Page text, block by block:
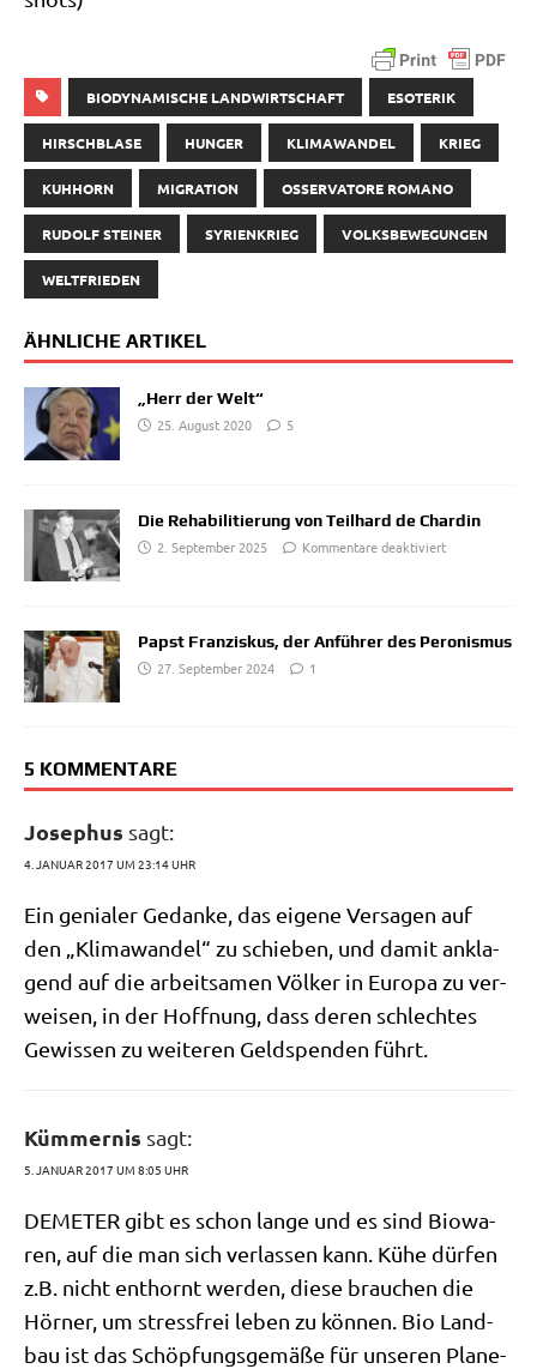
BIODYNAMISCHE LANDWIRTSCHAFT ESOTERIK
HIRSCHBLASE HUNGER KLIMAWANDEL KRIEG
KUHHORN MIGRATION OSSERVATORE ROMANO
RUDOLF STEINER SYRIENKRIEG VOLKSBEWEGUNGEN
WELTFRIEDEN
ÄHNLICHE ARTIKEL
„Herr der Welt“
25. August 2020
5
Die Rehabilitierung von Teilhard de Chardin
2. September 2025
Kommentare deaktiviert
Papst Franziskus, der Anführer des Peronismus
27. September 2024
1
5 KOMMENTARE
Josephus sagt:
4. JANUAR 2017 UM 23:14 UHR
Ein genia­ler Gedan­ke, das eige­ne Ver­sa­gen auf
den „Kli­ma­wan­del“ zu schie­ben, und damit ankla­
gend auf die arbeit­sa­men Völ­ker in Euro­pa zu ver­
wei­sen, in der Hoff­nung, dass deren schlech­tes
Gewis­sen zu wei­te­ren Geld­spen­den führt.
Kümmernis sagt:
5. JANUAR 2017 UM 8:05 UHR
DEMETER gibt es schon lan­ge und es sind Bio­wa­
ren, auf die man sich ver­las­sen kann. Kühe dür­fen
z.B. nicht ent­hornt wer­den, die­se brau­chen die
Hör­ner, um stress­frei leben zu kön­nen. Bio Land­
bau ist das Schöp­fungs­ge­mä­ße für unse­ren Pla­ne­